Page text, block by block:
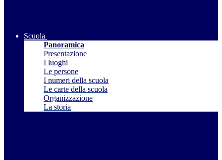
Scuola
Panoramica
Presentazione
I luoghi
Le persone
I numeri della scuola
Le carte della scuola
Organizzazione
La storia